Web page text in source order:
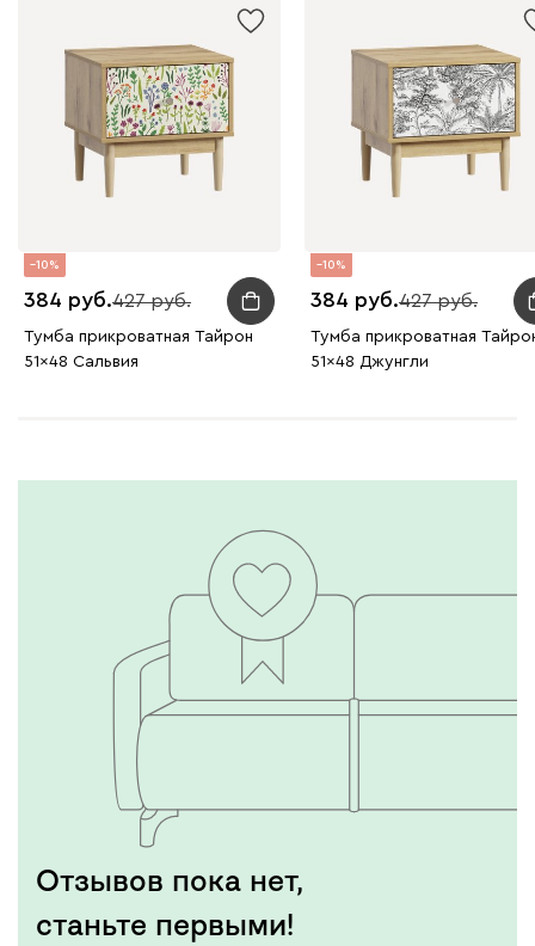
10
384 427
Тумба прикроватная Тайрон
51x48 Сальвия
10
384 427
Тумба прикроватная
51x48 Джунгли
Отзывов пока нет,
станьте первыми!